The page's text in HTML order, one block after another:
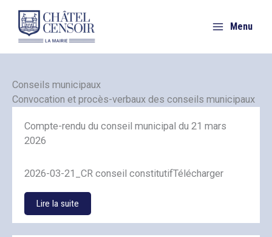
contenu
Menu
Conseils municipaux
Convocation et procès-verbaux des conseils municipaux
Compte-rendu du conseil municipal du 21 mars
2026
2026-03-21_CR conseil constitutifTélécharger
Lire la suite